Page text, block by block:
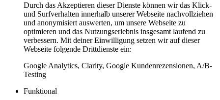
Durch das Akzeptieren dieser Dienste können wir das Klick-
und Surfverhalten innerhalb unserer Webseite nachvollziehen
und anonymisiert auswerten, um unsere Webseite zu
optimieren und das Nutzungserlebnis insgesamt laufend zu
verbessern. Mit deiner Einwilligung setzen wir auf dieser
Webseite folgende Drittdienste ein:
Google Analytics, Clarity, Google Kundenrezensionen, A/B-
Testing
Funktional